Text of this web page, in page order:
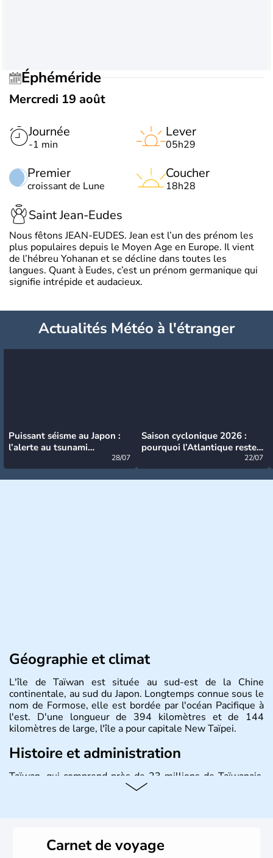
Éphéméride
Mercredi 19 août
Journée
-1 min
Premier
croissant de Lune
Lever
05h29
Coucher
18h28
Saint Jean-Eudes
Nous fêtons JEAN-EUDES. Jean est l’un des prénom les
plus populaires depuis le Moyen Age en Europe. Il vient
de l’hébreu Yohanan et se décline dans toutes les
langues. Quant à Eudes, c’est un prénom germanique qui
signifie intrépide et audacieux.
Actualités Météo à l'étranger
Puissant séisme au Japon :
l’alerte au tsunami
28/07
Saison cyclonique 2026 :
pourquoi l’Atlantique reste
22/07
Géographie et climat
L'île de Taïwan est située au sud-est de la Chine
continentale, au sud du Japon. Longtemps connue sous le
nom de Formose, elle est bordée par l'océan Pacifique à
l'est. D'une longueur de 394 kilomètres et de 144
kilomètres de large, l'île a pour capitale New Taïpei.
Histoire et administration
Taïwan, qui comprend près de 23 millions de Taïwanais,
joue un rôle important dans l'économie mondiale en
Carnet de voyage